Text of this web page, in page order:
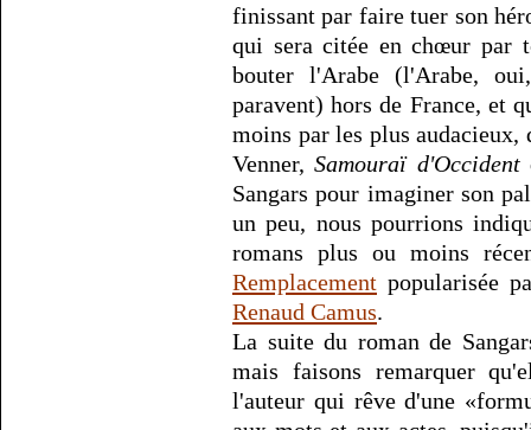
finissant par faire tuer son
qui sera citée en chœur par
bouter l'Arabe (l'Arabe,
paravent) hors de France, et
moins par les plus
Venner,Samouraï d'Occident
Sangars pour imaginer son
un peu, nous pourrions
romans plus ou moins
Remplacement popularisée
Renaud Camus.
La suite du roman de
mais faisons remarquer
l'auteur qui rêve d'une